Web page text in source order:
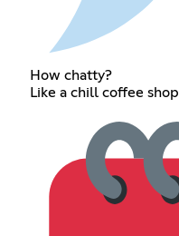
How chatty?
Like a chill coffee shop